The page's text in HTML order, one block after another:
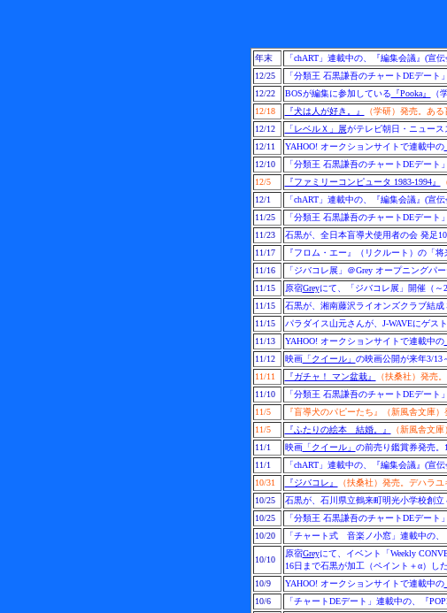
年末
「chART」連載中の、『編集会議』(宣
12/25
「分類王 石黒謙吾のチャートDEデート
12/22
BOSが編集に参加している 『Pooka』
（
12/18
『犬は人が好き。』
（学研）発売。あ
12/12
「レベルＸ」展がテレビ朝日・ニュース
12/11
YAHOO! オークションサイトで連載中の
12/10
「分類王 石黒謙吾のチャートDEデート
12/5
『ファミリーコンピュータ 1983-1994』
12/1
「chART」連載中の、『編集会議』(宣
11/25
「分類王 石黒謙吾のチャートDEデート
11/23
石黒が、全日本盲導犬使用者の会 発足
11/17
『フロム・エー』（リクルート）の「
11/16
「ジバコレ展」＠Grey オープニングパ
11/15
原宿Greyにて、「ジバコレ展」開催（～
11/15
石黒が、湘南藤沢ライオンズクラブ結
11/15
パラダイス山元さんが、J-WAVEにゲス
11/13
YAHOO! オークションサイトで連載中の
11/12
映画「クイール」 の映画公開が来年3/13
11/11
『ガチャ！ マン盆栽』
（扶桑社）発売
11/10
「分類王 石黒謙吾のチャートDEデート
11/5
『盲導犬のパピーたち』
（新風舎文庫
11/5
『ふたりの絵本 結婚。』
（新風舎文
11/1
映画「クイール」 の前売り鑑賞券発売。
11/1
「chART」連載中の、『編集会議』(宣
10/31
『ジバコレ』
（扶桑社）発売。デハラ
10/25
石黒が、石川県立鶴来町明光小学校創
10/25
「分類王 石黒謙吾のチャートDEデート
10/20
「チャート式 音楽ノ小窓」連載中の、
10/10
原宿Greyにて、イベント「Weekly
16日まで石黒が加工（ペイント＋α）し
10/9
YAHOO! オークションサイトで連載中の
10/6
「チャートDEデート」連載中の、『